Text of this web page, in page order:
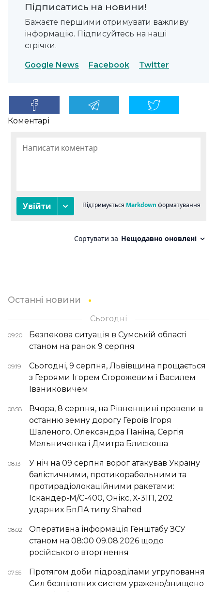
Підписатись на новини!
Бажаєте першими отримувати важливу
інформацію. Підписуйтесь на наші
стрічки.
Google News Facebook Twitter
Коментарі
Останні новини
Сьогодні
09:20
Безпекова ситуація в Сумській області
станом на ранок 9 серпня
09:19
Сьогодні, 9 серпня, Львівщина прощається
з Героями Ігорем Сторожевим і Василем
Іваниковичем
08:58
Вчора, 8 серпня, на Рівненщині провели в
останню земну дорогу Героїв Ігоря
Шаленого, Олександра Паніна, Сергія
Мельниченка і Дмитра Блискоша
08:13
У ніч на 09 серпня ворог атакував Україну
балістичними, протикорабельними та
протирадіолокаційними ракетами:
Іскандер-М/С-400, Онікс, Х-31П, 202
ударних БпЛА типу Shahed
08:02
Оперативна інформація Генштабу ЗСУ
станом на 08:00 09.08.2026 щодо
російського вторгнення
07:55
Протягом доби підрозділами угруповання
Сил безпілотних систем уражено/знищено